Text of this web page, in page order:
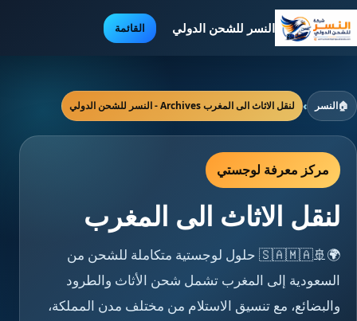
النسر للشحن الدولي القائمة
🏠النسر › لنقل الاثاث الى المغرب Archives - النسر للشحن الدولي
مركز معرفة لوجستي
لنقل الاثاث الى المغرب
🌍🚢🇸🇦🇲🇦 حلول لوجستية متكاملة للشحن من
السعودية إلى المغرب تشمل شحن الأثاث والطرود
والبضائع، مع تنسيق الاستلام من مختلف مدن المملكة،